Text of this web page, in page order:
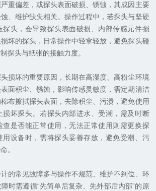
重偏差，或探头表面破损、锈蚀，其成因主要
、维护缺失相关。操作过程中，若探头与坚硬
探头，会导致探头表面破损、内部传感元件损
坏的探头，日常操作中轻拿轻放，避免探头碰
探头与纸张的接触力度。
坏的重要原因，长期在高湿度、高粉尘环境
面积尘、锈蚀，影响传感灵敏度，需定期清洁
布擦拭探头表面，去除积尘、污渍，避免使用
损坏探头。若探头内部进水、受潮，需及时断
查是否能正常使用，无法正常使用则需更换探
用设备时，需将探头妥善存放，避免受潮、污
。
常见故障多与操作不规范、维护不到位、环
时需遵循“先简单后复杂、先外部后内部”的原